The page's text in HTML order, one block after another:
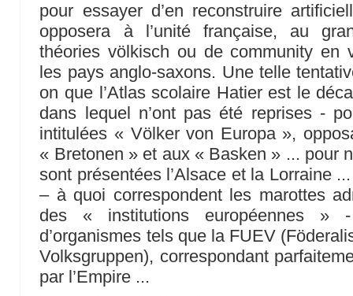
pour essayer d’en reconstruire
opposera à l’unité française, au
théories völkisch ou de community en
les pays anglo-saxons. Une telle
on que l’Atlas scolaire Hatier est le
dans lequel n’ont pas été reprises -
intitulées « Völker von Europa »,
« Bretonen » et aux « Basken » ... pour
sont présentées l’Alsace et la Lorraine
– à quoi correspondent les marottes
des « institutions européennes » -
d’organismes tels que la FUEV
Volksgruppen), correspondant
par l’Empire ...